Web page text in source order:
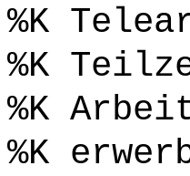
%K
%K
%K
%K